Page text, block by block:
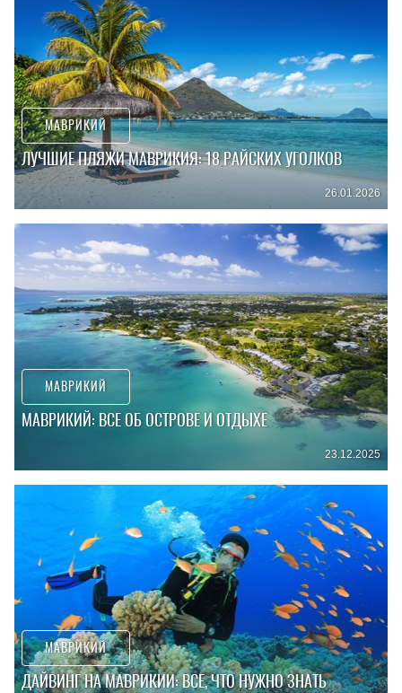
МАВРИКИЙ
ЛУЧШИЕ ПЛЯЖИ МАВРИКИЯ: 18 РАЙСКИХ УГОЛКОВ
26.01.2026
МАВРИКИЙ
МАВРИКИЙ: ВСЕ ОБ ОСТРОВЕ И ОТДЫХЕ
23.12.2025
МАВРИКИЙ
ДАЙВИНГ НА МАВРИКИИ: ВСЕ, ЧТО НУЖНО ЗНАТЬ